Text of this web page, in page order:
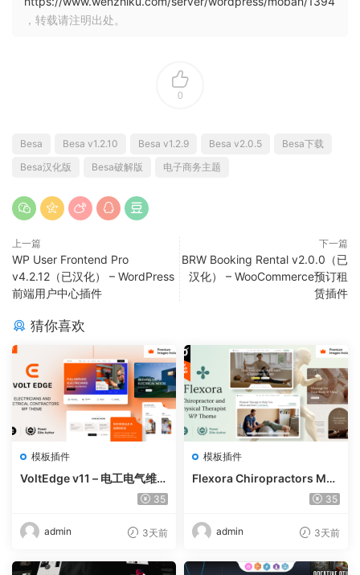
，转载请注明出处。
0
Besa Besa v1.2.10 Besa v1.2.9 Besa v2.0.5
Besa下载
Besa汉化版
Besa破解版 电子商务主题
上一篇
WP User Frontend Pro
v4.2.12（已汉化） – WordPress
前端用户中心插件
下一篇
BRW Booking Rental v2.0.0（已
汉化） – WooCommerce预订租
赁插件
猜你喜欢
模板插件
VoltEdge v11 – 电工电气维修
35
admin 3天前
模板插件
Flexora Chiropractors Mes
sage and Physical Therapi
35
admin 3天前